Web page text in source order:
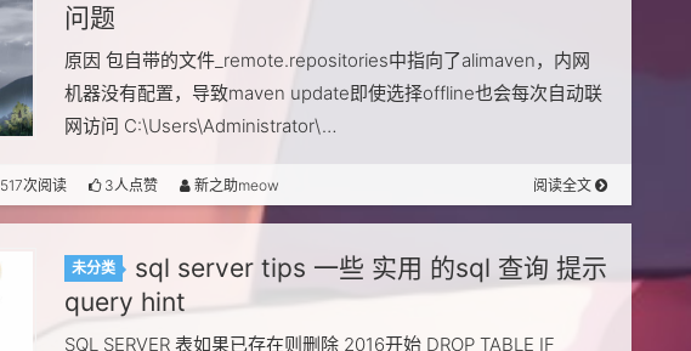
问题
原因 包自带的文件_remote.repositories中指向了alimaven，内网
机器没有配置，导致maven update即使选择offline也会每次自动联
网访问 C:\Users\Administrator\…
517次阅读 3人点赞 新之助meow 阅读全文
未分类
sql server tips 一些 实用 的sql 查询 提示
query hint
SQL SERVER 表如果已存在则删除 2016开始 DROP TABLE IF